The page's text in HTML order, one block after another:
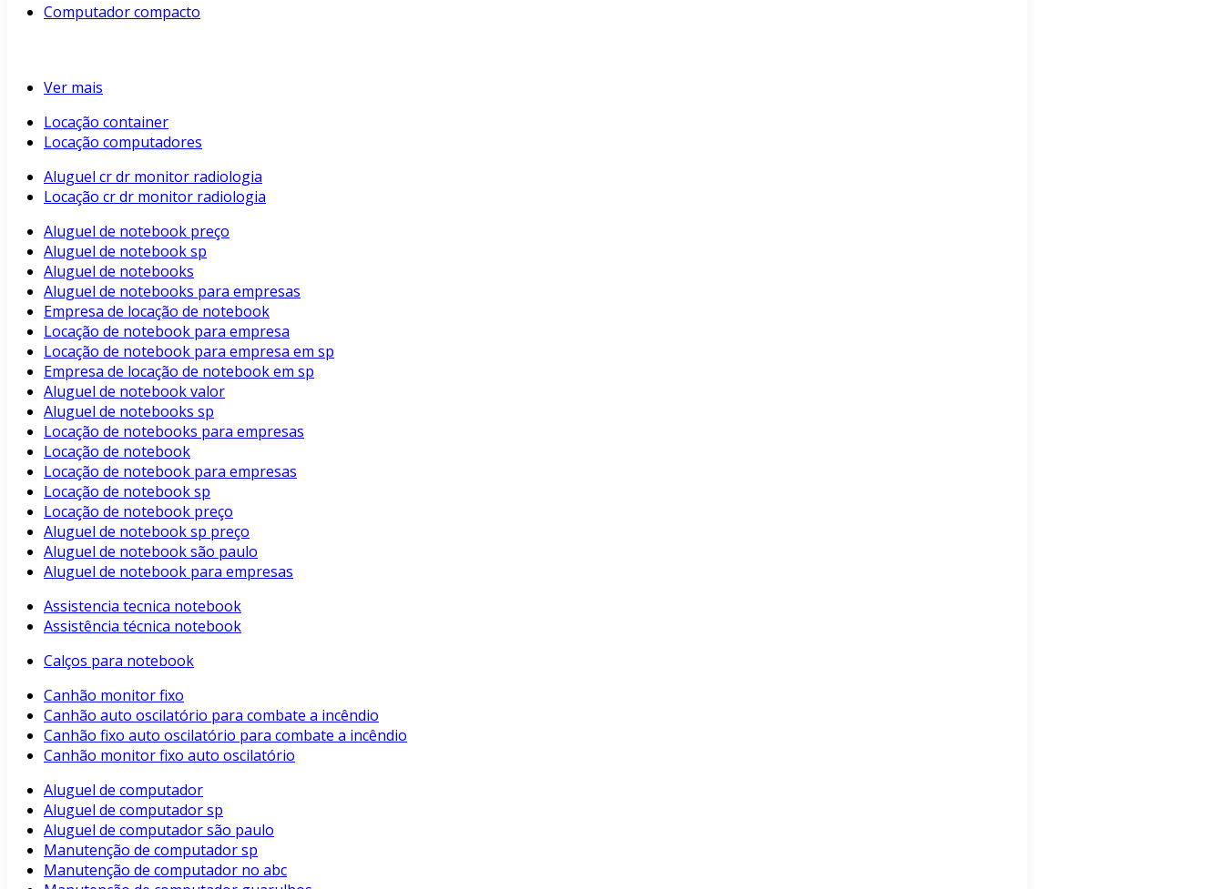
Computador compacto
Ver mais
Locação container
Locação computadores
Aluguel cr dr monitor radiologia
Locação cr dr monitor radiologia
Aluguel de notebook preço
Aluguel de notebook sp
Aluguel de notebooks
Aluguel de notebooks para empresas
Empresa de locação de notebook
Locação de notebook para empresa
Locação de notebook para empresa em sp
Empresa de locação de notebook em sp
Aluguel de notebook valor
Aluguel de notebooks sp
Locação de notebooks para empresas
Locação de notebook
Locação de notebook para empresas
Locação de notebook sp
Locação de notebook preço
Aluguel de notebook sp preço
Aluguel de notebook são paulo
Aluguel de notebook para empresas
Assistencia tecnica notebook
Assistência técnica notebook
Calços para notebook
Canhão monitor fixo
Canhão auto oscilatório para combate a incêndio
Canhão fixo auto oscilatório para combate a incêndio
Canhão monitor fixo auto oscilatório
Aluguel de computador
Aluguel de computador sp
Aluguel de computador são paulo
Manutenção de computador sp
Manutenção de computador no abc